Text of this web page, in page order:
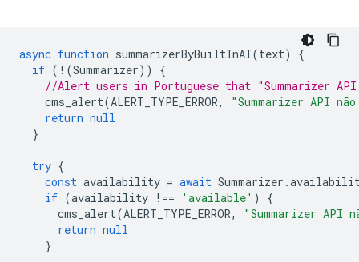
async function summarizerByBuiltInAI(text)
{
if ( ! (Summarizer))
{
//Alert users in Portuguese that "Summarizer
cms_alert(ALERT_TYPE_ERROR,
"Summarizer API
return null
}
try {
const availability = await Summarizer .
if (availability !== 'available' )
{
cms_alert(ALERT_TYPE_ERROR,
"Summarizer API
return null
}